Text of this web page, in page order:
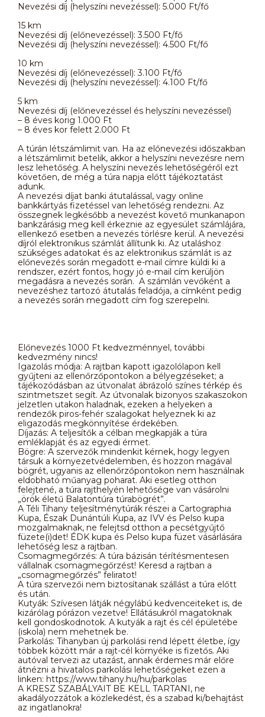
Nevezési díj (helyszíni nevezéssel): 5.000 Ft/fő
15 km
Nevezési díj (előnevezéssel): 3.500 Ft/fő
Nevezési díj (helyszíni nevezéssel): 4.500 Ft/fő
10 km
Nevezési díj (előnevezéssel): 3.100 Ft/fő
Nevezési díj (helyszíni nevezéssel): 4.100 Ft/fő
5 km
Nevezési díj (előnevezéssel és helyszíni nevezéssel)
– 8 éves korig 1.000 Ft
– 8 éves kor felett 2.000 Ft
A túrán létszámlimit van. Ha az előnevezési időszakban
a létszámlimit betelik, akkor a helyszíni nevezésre nem
lesz lehetőség. A helyszíni nevezés lehetőségéről ezt
követően, de még a túra napja előtt tájékoztatást
adunk.
A nevezési díjat banki átutalással, vagy online
bankkártyás fizetéssel van lehetőség rendezni. Az
összegnek legkésőbb a nevezést követő munkanapon
bankzárásig meg kell érkeznie az egyesület számlájára,
ellenkező esetben a nevezés törlésre kerül. A nevezési
díjról elektronikus számlát állítunk ki. Az utaláshoz
szükséges adatokat és az elektronikus számlát is az
előnevezés során megadott e-mail címre küldi ki a
rendszer, ezért fontos, hogy jó e-mail cím kerüljön
megadásra a nevezés során. A számlán vevőként a
nevezéshez tartozó átutalás feladója, a címként pedig
a nevezés során megadott cím fog szerepelni.
Előnevezés 1000 Ft kedvezménnyel, további
kedvezmény nincs!
Igazolás módja: A rajtban kapott igazolólapon kell
gyűjteni az ellenőrzőpontokon a bélyegzéseket; a
tájékozódásban az útvonalat ábrázoló színes térkép és
szintmetszet segít. Az útvonalak bizonyos szakaszokon
jelzetlen utakon haladnak, ezeken a helyeken a
rendezők piros-fehér szalagokat helyeznek ki az
eligazodás megkönnyítése érdekében.
Díjazás: A teljesítők a célban megkapják a túra
emléklapját és az egyedi érmet.
Bögre: A szervezők mindenkit kérnek, hogy legyen
társuk a környezetvédelemben, és hozzon magával
bögrét, ugyanis az ellenőrzőpontokon nem használnak
eldobható műanyag poharat. Aki esetleg otthon
felejtené, a túra rajthelyén lehetősége van vásárolni
„örök életű Balatontúra túrabögrét”.
A Téli Tihany teljesítménytúrák részei a Cartographia
Kupa, Észak Dunántúli Kupa, az IVV és Pelso kupa
mozgalmaknak, ne felejtsd otthon a pecsétgyűjtő
füzete(i)det! ÉDK kupa és Pelso kupa füzet vásárlására
lehetőség lesz a rajtban.
Csomagmegőrzés: A túra bázisán térítésmentesen
vállalnak csomagmegőrzést! Keresd a rajtban a
„csomagmegőrzés” feliratot!
A túra szervezői nem biztosítanak szállást a túra előtt
és után.
Kutyák: Szívesen látják négylábú kedvenceiteket is, de
kizárólag pórázon vezetve! Ellátásukról magatoknak
kell gondoskodnotok. A kutyák a rajt és cél épületébe
(iskola) nem mehetnek be.
Parkolás: Tihanyban új parkolási rend lépett életbe, így
többek között már a rajt-cél környéke is fizetős. Aki
autóval tervezi az utazást, annak érdemes már előre
átnézni a hivatalos parkolási lehetőségeket ezen a
linken: https://www.tihany.hu/hu/parkolas
A KRESZ SZABÁLYAIT BE KELL TARTANI, ne
akadályozzátok a közlekedést, és a szabad ki/behajtást
az ingatlanokra!